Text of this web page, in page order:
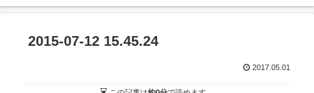
2015-07-12 15.45.24
2017.05.01